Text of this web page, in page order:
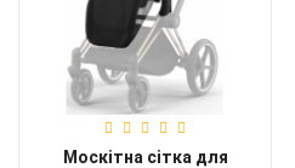
Москітна сітка для